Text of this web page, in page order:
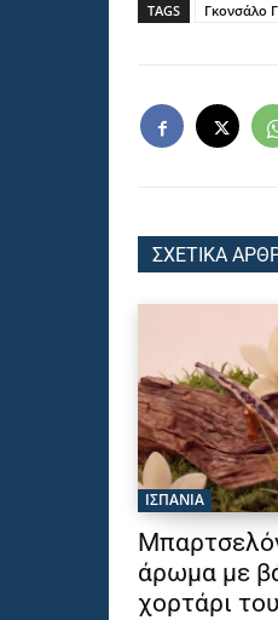
TAGS Γκονσάλο
ΣΧΕΤΙΚΑ
ΙΣΠΑΝΙΑ
άρωμα με
χορτάρι